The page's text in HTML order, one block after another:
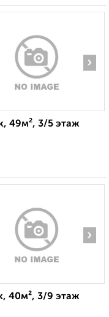
›
49м², 3/5 этаж
›
40м², 3/9 этаж